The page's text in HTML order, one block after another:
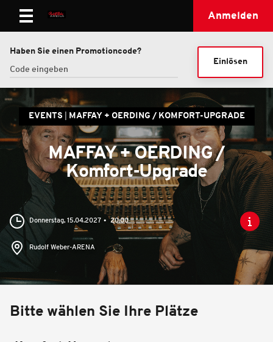
Anmelden
Haben Sie einen Promotioncode?
Einlösen
EVENTS MAFFAY + OERDING / KOMFORT-UPGRADE
MAFFAY + OERDING /
Komfort-Upgrade
Donnerstag, 15.04.2027 20:00
Rudolf Weber-ARENA
Bitte wählen Sie Ihre Plätze